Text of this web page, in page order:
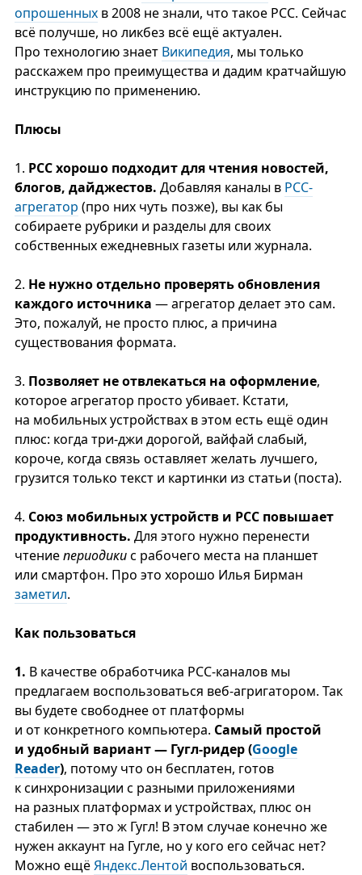
опрошенныхв 2008 не знали, что такое РСС. Сейчас
всё получше, но ликбез всё ещё актуален.
Про технологию знает Википедия, мы только
расскажем про преимущества и дадим кратчайшую
инструкцию по применению.
Плюсы
1. РСС хорошо подходит для чтения новостей,
блогов, дайджестов. Добавляя каналы в PCC-
агрегатор (про них чуть позже), вы как бы
собираете рубрики и разделы для своих
собственных ежедневных газеты или журнала.
2. Не нужно отдельно проверять обновления
каждого источника — агрегатор делает это сам.
Это, пожалуй, не просто плюс, а причина
существования формата.
3. Позволяет не отвлекаться на оформление,
которое агрегатор просто убивает. Кстати,
на мобильных устройствах в этом есть ещё один
плюс: когда три-джи дорогой, вайфай слабый,
короче, когда связь оставляет желать лучшего,
грузится только текст и картинки из статьи (поста).
4. Союз мобильных устройств и РСС повышает
продуктивность. Для этого нужно перенести
чтениепериодикис рабочего места на планшет
или смартфон. Про это хорошо Илья Бирман
заметил.
Как пользоваться
1. В качестве обработчика РСС-каналов мы
предлагаем воспользоваться веб-агригатором. Так
вы будете свободнее от платформы
и от конкретного компьютера. Самый простой
и удобный вариант — Гугл-ридер (Google
Reader), потому что он бесплатен, готов
к синхронизации с разными приложениями
на разных платформах и устройствах, плюс он
стабилен — это ж Гугл! В этом случае конечно же
нужен аккаунт на Гугле, но у кого его сейчас нет?
Можно ещёЯндекс.Лентой воспользоваться.